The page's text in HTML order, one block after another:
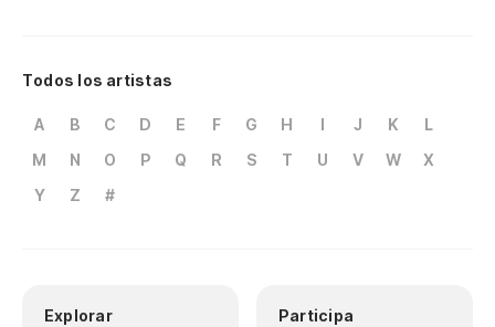
Todos los artistas
A B C D E F G H I J K
L
M
N O P Q R S T U V W
X
Y
Z #
Explorar Participa